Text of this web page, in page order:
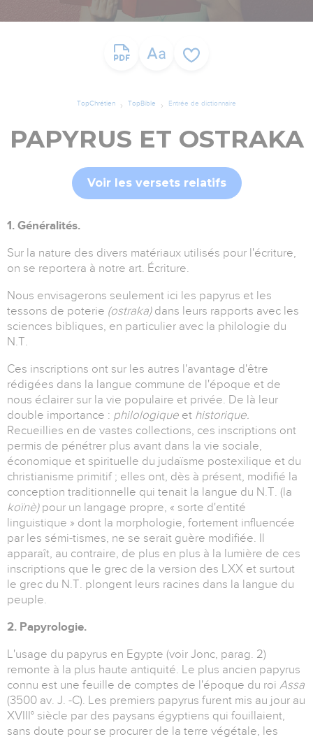
TopChrétien TopBible Entrée de dictionnaire
PAPYRUS ET OSTRAKA
Voir les versets relatifs
1. Généralités.
Sur la nature des divers matériaux utilisés pour l'écriture,
on se reportera à notre art. Écriture.
Nous envisagerons seulement ici les papyrus et les
tessons de poterie (ostraka) dans leurs rapports avec les
sciences bibliques, en particulier avec la philologie du
N.T.
Ces inscriptions ont sur les autres l'avantage d'être
rédigées dans la langue commune de l'époque et de
nous éclairer sur la vie populaire et privée. De là leur
double importance : philologique et historique.
Recueillies en de vastes collections, ces inscriptions ont
permis de pénétrer plus avant dans la vie sociale,
économique et spirituelle du judaïsme postexilique et du
christianisme primitif ; elles ont, dès à présent, modifié la
conception traditionnelle qui tenait la langue du N.T. (la
koïnè) pour un langage propre, « sorte d'entité
linguistique » dont la morphologie, fortement influencée
par les sémi-tismes, ne se serait guère modifiée. Il
apparaît, au contraire, de plus en plus à la lumière de ces
inscriptions que le grec de la version des LXX et surtout
le grec du N.T. plongent leurs racines dans la langue du
peuple.
2. Papyrologie.
L'usage du papyrus en Egypte (voir Jonc, parag. 2)
remonte à la plus haute antiquité. Le plus ancien papyrus
connu est une feuille de comptes de l'époque du roi Assa
(3500 av. J. -C). Les premiers papyrus furent mis au jour au
XVIII° siècle par des paysans égyptiens qui fouillaient,
sans doute pour se procurer de la terre végétale, les